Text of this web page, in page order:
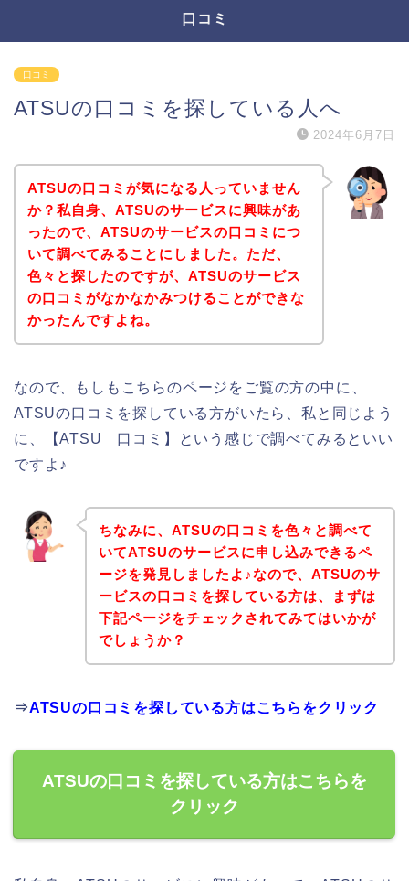
口コミ
口コミ
ATSUの口コミを探している人へ
2024年6月7日
ATSUの口コミが気になる人っていません
か？私自身、ATSUのサービスに興味があ
ったので、ATSUのサービスの口コミにつ
いて調べてみることにしました。ただ、
色々と探したのですが、ATSUのサービス
の口コミがなかなかみつけることができな
かったんですよね。
なので、もしもこちらのページをご覧の方の中に、
ATSUの口コミを探している方がいたら、私と同じよう
に、【ATSU 口コミ】という感じで調べてみるといい
ですよ♪
ちなみに、ATSUの口コミを色々と調べて
いてATSUのサービスに申し込みできるペ
ージを発見しましたよ♪なので、ATSUのサ
ービスの口コミを探している方は、まずは
下記ページをチェックされてみてはいかが
でしょうか？
⇒ATSUの口コミを探している方はこちらをクリック
ATSUの口コミを探している方はこちらを
クリック